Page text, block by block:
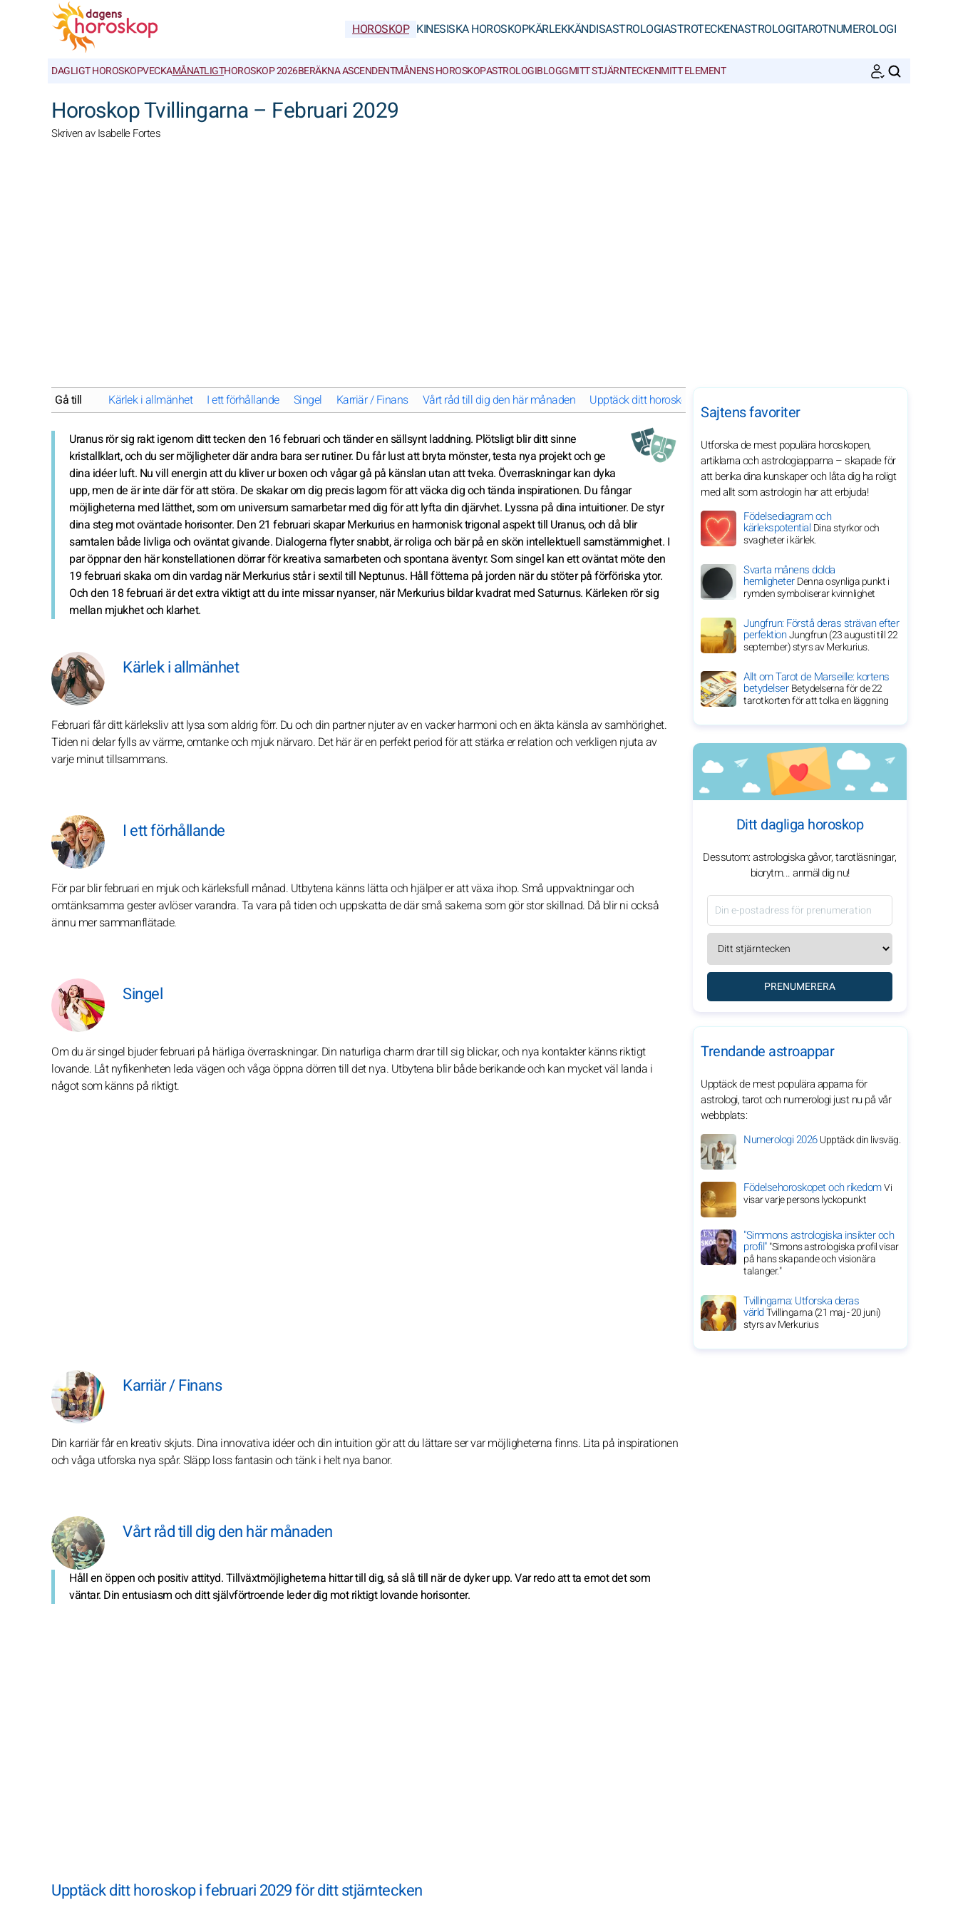
HOROSKOP KINESISKA HOROSKOPKÄRLEKKÄNDISASTROLOGIASTROTECKENASTROLOGITAROTNUMEROLOGI
DAGLIGT HOROSKOPVECKAMÅNATLIGTHOROSKOP 2026BERÄKNA ASCENDENTMÅNENS HOROSKOPASTROLOGIBLOGGMITT STJÄRNTECKENMITT ELEMENT
Horoskop Tvillingarna – Februari 2029
Skriven av Isabelle Fortes
Gå till Kärlek i allmänhet I ett förhållande Singel Karriär / Finans Vårt råd till dig den här månaden Upptäck ditt horoskop i februari 2029 för ditt stjärntecken
Uranus rör sig rakt igenom ditt tecken den 16 februari och tänder en sällsynt laddning. Plötsligt blir ditt sinne
kristallklart, och du ser möjligheter där andra bara ser rutiner. Du får lust att bryta mönster, testa nya projekt och ge
dina idéer luft. Nu vill energin att du kliver ur boxen och vågar gå på känslan utan att tveka. Överraskningar kan dyka
upp, men de är inte där för att störa. De skakar om dig precis lagom för att väcka dig och tända inspirationen. Du fångar
möjligheterna med lätthet, som om universum samarbetar med dig för att lyfta din djärvhet. Lyssna på dina intuitioner. De styr
dina steg mot oväntade horisonter. Den 21 februari skapar Merkurius en harmonisk trigonal aspekt till Uranus, och då blir
samtalen både livliga och oväntat givande. Dialogerna flyter snabbt, är roliga och bär på en skön intellektuell samstämmighet. I
par öppnar den här konstellationen dörrar för kreativa samarbeten och spontana äventyr. Som singel kan ett oväntat möte den
19 februari skaka om din vardag när Merkurius står i sextil till Neptunus. Håll fötterna på jorden när du stöter på förföriska ytor.
Och den 18 februari är det extra viktigt att du inte missar nyanser, när Merkurius bildar kvadrat med Saturnus. Kärleken rör sig
mellan mjukhet och klarhet.
Kärlek i allmänhet
Februari får ditt kärleksliv att lysa som aldrig förr. Du och din partner njuter av en vacker harmoni och en äkta känsla av samhörighet.
Tiden ni delar fylls av värme, omtanke och mjuk närvaro. Det här är en perfekt period för att stärka er relation och verkligen njuta av
varje minut tillsammans.
I ett förhållande
För par blir februari en mjuk och kärleksfull månad. Utbytena känns lätta och hjälper er att växa ihop. Små uppvaktningar och
omtänksamma gester avlöser varandra. Ta vara på tiden och uppskatta de där små sakerna som gör stor skillnad. Då blir ni också
ännu mer sammanflätade.
Singel
Om du är singel bjuder februari på härliga överraskningar. Din naturliga charm drar till sig blickar, och nya kontakter känns riktigt
lovande. Låt nyfikenheten leda vägen och våga öppna dörren till det nya. Utbytena blir både berikande och kan mycket väl landa i
något som känns på riktigt.
Karriär / Finans
Din karriär får en kreativ skjuts. Dina innovativa idéer och din intuition gör att du lättare ser var möjligheterna finns. Lita på inspirationen
och våga utforska nya spår. Släpp loss fantasin och tänk i helt nya banor.
Vårt råd till dig den här månaden
Håll en öppen och positiv attityd. Tillväxtmöjligheterna hittar till dig, så slå till när de dyker upp. Var redo att ta emot det som
väntar. Din entusiasm och ditt självförtroende leder dig mot riktigt lovande horisonter.
Upptäck ditt horoskop i februari 2029 för ditt stjärntecken
Sajtens favoriter
Utforska de mest populära horoskopen,
artiklarna och astrologiapparna – skapade för
att berika dina kunskaper och låta dig ha roligt
med allt som astrologin har att erbjuda!
Födelsediagram och
kärlekspotentialDina styrkor och
svagheter i kärlek.
Svarta månens dolda
hemligheterDenna osynliga punkt i
rymden symboliserar kvinnlighet
Jungfrun: Förstå deras strävan efter
perfektionJungfrun (23 augusti till 22
september) styrs av Merkurius.
Allt om Tarot de Marseille: kortens
betydelserBetydelserna för de 22
tarotkorten för att tolka en läggning
Ditt dagliga horoskop
Dessutom: astrologiska gåvor, tarotläsningar,
biorytm... anmäl dig nu!
PRENUMERERA
Trendande astroappar
Upptäck de mest populära apparna för
astrologi, tarot och numerologi just nu på vår
webbplats:
Numerologi 2026Upptäck din livsväg.
Födelsehoroskopet och rikedomVi
visar varje persons lyckopunkt
"Simmons astrologiska insikter och
profil""Simons astrologiska profil visar
på hans skapande och visionära
talanger."
Tvillingarna: Utforska deras
världTvillingarna (21 maj - 20 juni)
styrs av Merkurius